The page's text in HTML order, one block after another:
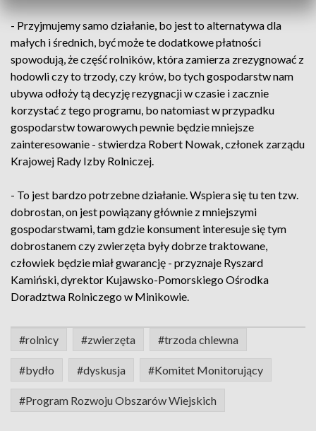
- Przyjmujemy samo działanie, bo jest to alternatywa dla
małych i średnich, być może te dodatkowe płatności
spowodują, że część rolników, która zamierza zrezygnować z
hodowli czy to trzody, czy krów, bo tych gospodarstw nam
ubywa odłoży tą decyzję rezygnacji w czasie i zacznie
korzystać z tego programu, bo natomiast w przypadku
gospodarstw towarowych pewnie będzie mniejsze
zainteresowanie - stwierdza Robert Nowak, członek zarządu
Krajowej Rady Izby Rolniczej.
- To jest bardzo potrzebne działanie. Wspiera się tu ten tzw.
dobrostan, on jest powiązany głównie z mniejszymi
gospodarstwami, tam gdzie konsument interesuje się tym
dobrostanem czy zwierzęta były dobrze traktowane,
człowiek będzie miał gwarancję - przyznaje Ryszard
Kamiński, dyrektor Kujawsko-Pomorskiego Ośrodka
Doradztwa Rolniczego w Minikowie.
#rolnicy #zwierzęta #trzoda chlewna
#bydło #dyskusja #Komitet Monitorujący
#Program Rozwoju Obszarów Wiejskich